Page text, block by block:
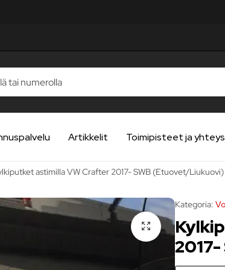
Artikkelit Toimipisteet ja
astimilla VW Crafter 2017- SWB (Etuovet/Liukuovi)
Kategoria: